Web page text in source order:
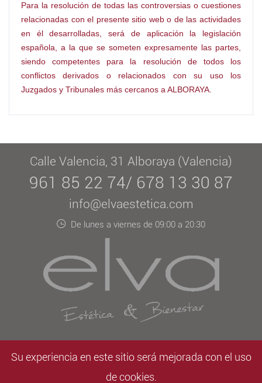
Para la resolución de todas las controversias o cuestiones
relacionadas con el presente sitio web o de las actividades
en él desarrolladas, será de aplicación la legislación
española, a la que se someten expresamente las partes,
siendo competentes para la resolución de todos los
conflictos derivados o relacionados con su uso los
Juzgados y Tribunales más cercanos a ALBORAYA.
Calle Valencia, 31 Alboraya (Valencia)
961 85 22 74/ 678 13 30 87
info@elvaestetica.com
De lunes a viernes de 09:00 a 20:30
Su experiencia en este sitio será mejorada con el uso
de cookies.